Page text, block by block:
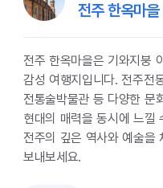
전주 한옥마을
전주 한옥마을은 기와지붕
감성 여행지입니다. 전주전
전통술박물관 등 다양한 문
현대의 매력을 동시에 느낄
전주의 깊은 역사와 예술을
보내보세요.